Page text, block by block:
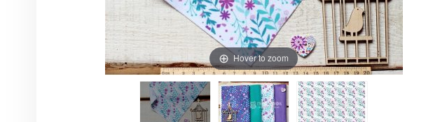
Hover to zoom